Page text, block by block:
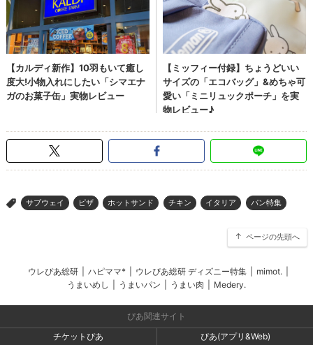
> サブウェイ ピザ ホットサンド チキン イタリア パン特集
ページの先頭へ
ウレぴあ総研 ハピママ* ウレぴあ総研 ディズニー特集 mimot.
うまいめし
うまいパン うまい肉 Medery.
ぴあ関連サイト
チケットぴあ
ぴあ(アプリ&Web)